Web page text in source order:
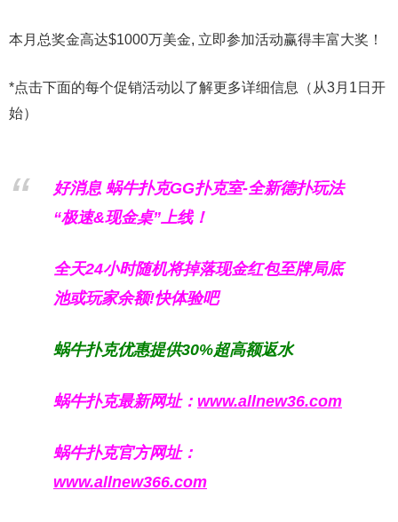
本月总奖金高达$1000万美金, 立即参加活动赢得丰富大奖！
*点击下面的每个促销活动以了解更多详细信息（从3月1日开
始）
好消息 蜗牛扑克GG扑克室-全新德扑玩法
“极速&现金桌”上线！
全天24小时随机将掉落现金红包至牌局底
池或玩家余额!快体验吧
蜗牛扑克优惠提供30%超高额返水
蜗牛扑克最新网址： www.allnew36.com
蜗牛扑克官方网址：
www.allnew366.com